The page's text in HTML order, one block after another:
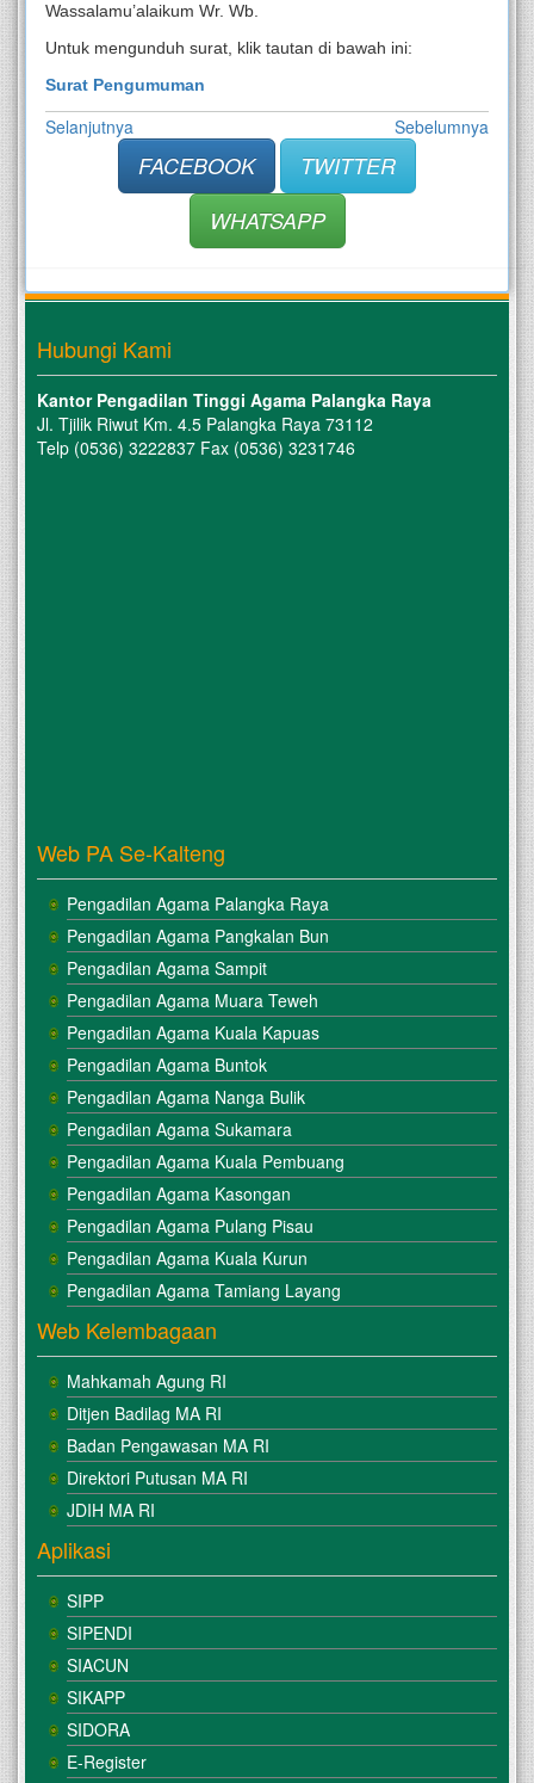
Wassalamu’alaikum Wr. Wb.
Untuk mengunduh surat, klik tautan di bawah ini:
Surat Pengumuman
Selanjutnya Sebelumnya
FACEBOOK
TWITTER
WHATSAPP
Hubungi Kami
Kantor Pengadilan Tinggi Agama Palangka Raya
Jl. Tjilik Riwut Km. 4.5 Palangka Raya 73112
Telp (0536) 3222837 Fax (0536) 3231746
Web PA Se-Kalteng
Pengadilan Agama Palangka Raya
Pengadilan Agama Pangkalan Bun
Pengadilan Agama Sampit
Pengadilan Agama Muara Teweh
Pengadilan Agama Kuala Kapuas
Pengadilan Agama Buntok
Pengadilan Agama Nanga Bulik
Pengadilan Agama Sukamara
Pengadilan Agama Kuala Pembuang
Pengadilan Agama Kasongan
Pengadilan Agama Pulang Pisau
Pengadilan Agama Kuala Kurun
Pengadilan Agama Tamiang Layang
Web Kelembagaan
Mahkamah Agung RI
Ditjen Badilag MA RI
Badan Pengawasan MA RI
Direktori Putusan MA RI
JDIH MA RI
Aplikasi
SIPP
SIPENDI
SIACUN
SIKAPP
SIDORA
E-Register